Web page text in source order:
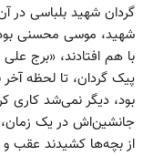
گردان شهید بلباسی در
شهید، موسی محسنی
با هم افتادند، «برج
پیک گردان، تا لحظه
بود، دیگر نمی‌شد کاری
جانشین‌اش در یک
از بچه‌ها کشیدند عقب و